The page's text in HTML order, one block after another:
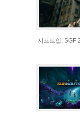
시프트업, SGF